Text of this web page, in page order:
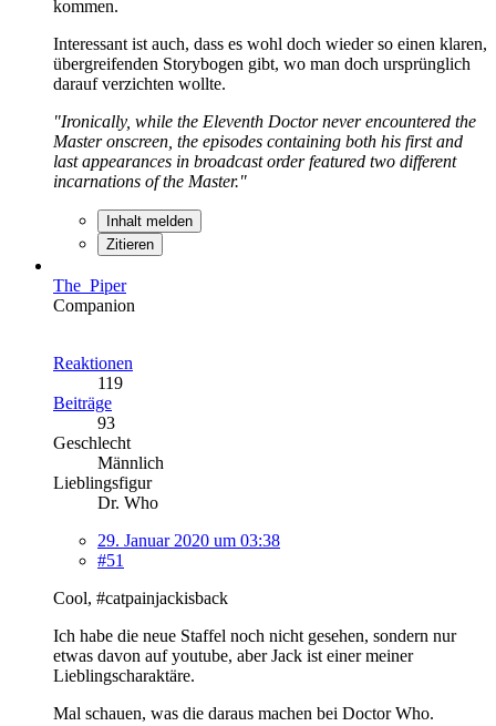
kommen.
Interessant ist auch, dass es wohl doch wieder so einen klaren,
übergreifenden Storybogen gibt, wo man doch ursprünglich
darauf verzichten wollte.
"Ironically, while the Eleventh Doctor never encountered the
Master onscreen, the episodes containing both his first and
last appearances in broadcast order featured two different
incarnations of the Master."
Inhalt melden
Zitieren
The_Piper
Companion
Reaktionen
119
Beiträge
93
Geschlecht
Männlich
Lieblingsfigur
Dr. Who
29. Januar 2020 um 03:38
#51
Cool, #catpainjackisback
Ich habe die neue Staffel noch nicht gesehen, sondern nur
etwas davon auf youtube, aber Jack ist einer meiner
Lieblingscharaktäre.
Mal schauen, was die daraus machen bei Doctor Who.